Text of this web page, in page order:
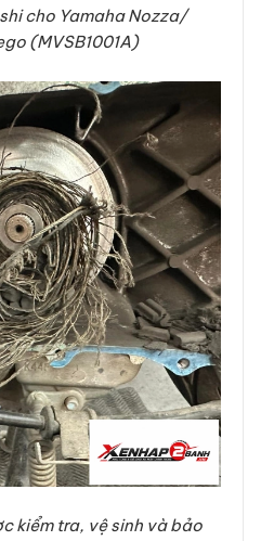
cho Yamaha Nozza/
(MVSB1001A)
kiểm tra, vệ sinh và bảo